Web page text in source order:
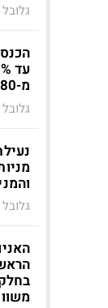
גלובל
מ-80 ל-40 דולר
גלובל
גלובל